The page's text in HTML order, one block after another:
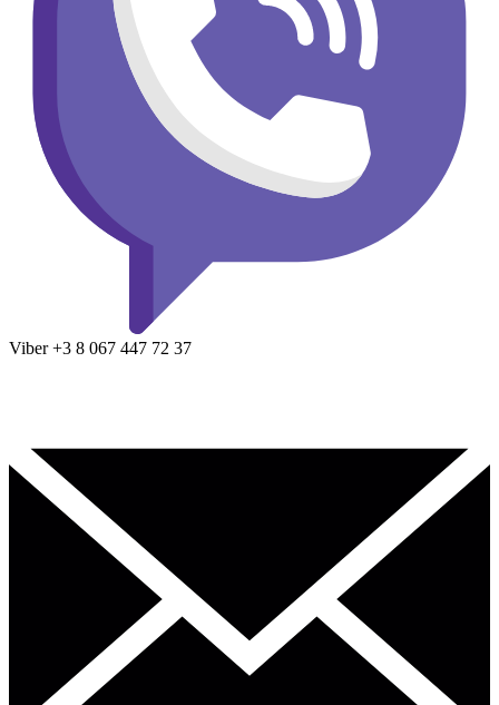
Viber +3 8 067 447 72 37